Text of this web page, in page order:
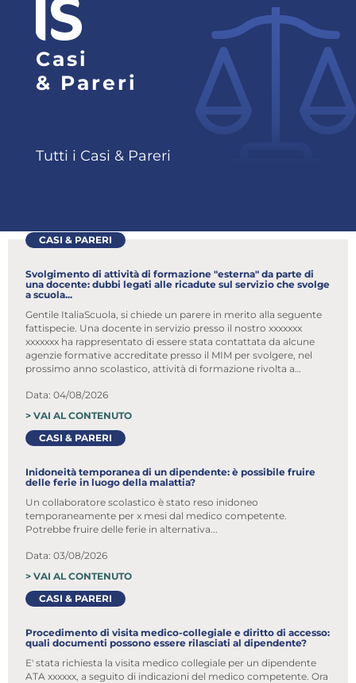
Attenzione! Dopo 5 tentativi di login con
credenziali errate l'accesso sarà sospeso per 60
Hai dimenticato la password?
Casi
& Pareri
Tutti i Casi & Pareri
CASI & PARERI
Svolgimento di attività di formazione "esterna" da parte di
una docente: dubbi legati alle ricadute sul servizio che svolge
a scuola...
Gentile ItaliaScuola, si chiede un parere in merito alla seguente
fattispecie. Una docente in servizio presso il nostro xxxxxxx
xxxxxxx ha rappresentato di essere stata contattata da alcune
agenzie formative accreditate presso il MIM per svolgere, nel
prossimo anno scolastico, attività di formazione rivolta a
Data: 04/08/2026
> VAI AL CONTENUTO
CASI & PARERI
Inidoneità temporanea di un dipendente: è possibile fruire
delle ferie in luogo della malattia?
Un collaboratore scolastico è stato reso inidoneo
temporaneamente per x mesi dal medico competente.
Potrebbe fruire delle ferie in alternativa...
Data: 03/08/2026
> VAI AL CONTENUTO
CASI & PARERI
Procedimento di visita medico-collegiale e diritto di accesso:
quali documenti possono essere rilasciati al dipendente?
E' stata richiesta la visita medico collegiale per un dipendente
ATA xxxxxx, a seguito di indicazioni del medico competente. Ora